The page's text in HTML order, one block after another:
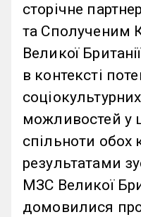
сторічне
та Сполученим
Великої
в контексті
можливостей у
спільноти обох
результатами
МЗС Великої
домовилися